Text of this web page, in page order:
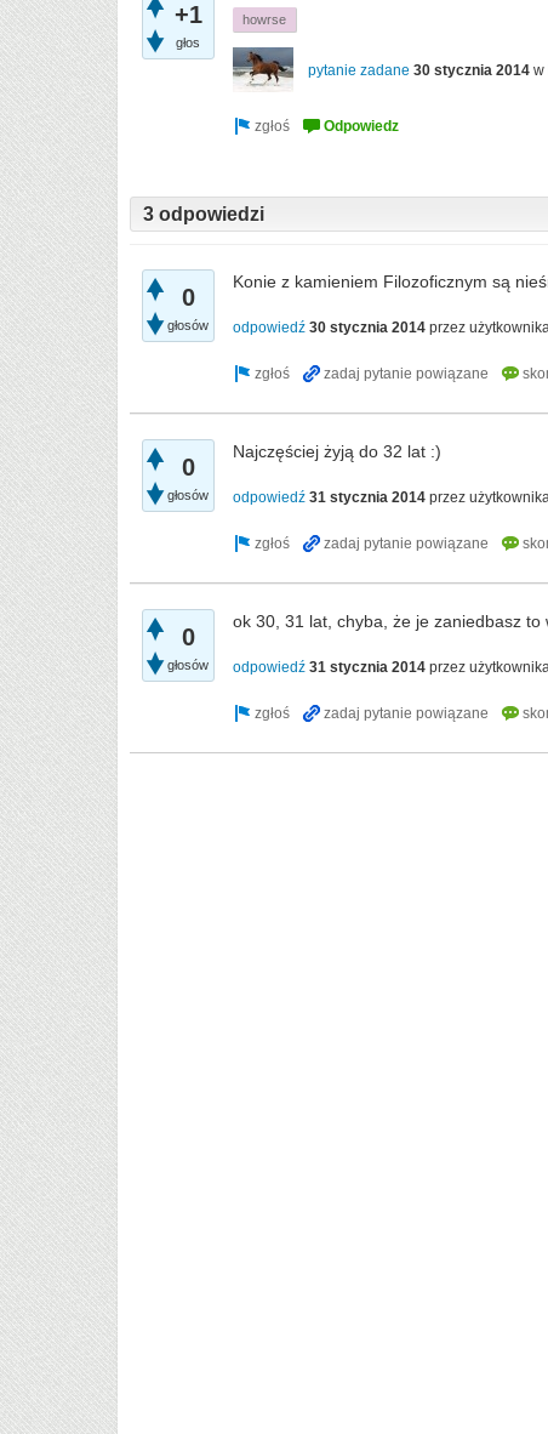
+1
głos
howrse
pytanie zadane 30 stycznia 2014 w
3 odpowiedzi
0
głosów
Konie z kamieniem Filozoficznym są
odpowiedź 30 stycznia 2014 przez
0
głosów
Najczęściej żyją do 32 lat :)
odpowiedź 31 stycznia 2014 przez
0
głosów
ok 30, 31 lat, chyba, że je zaniedbasz to
odpowiedź 31 stycznia 2014 przez